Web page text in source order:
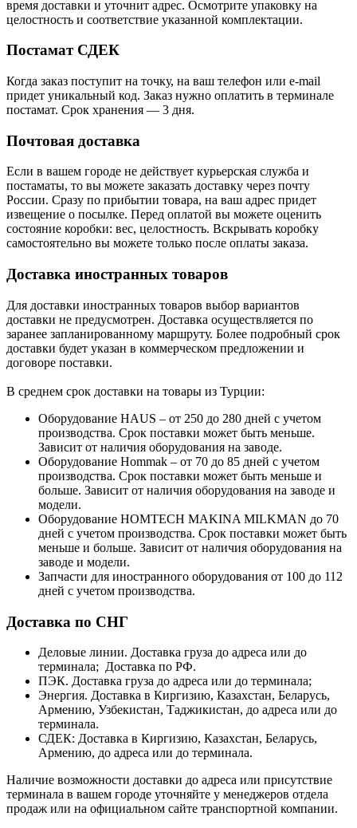
время доставки и уточнит адрес. Осмотрите упаковку на
целостность и соответствие указанной комплектации.
Постамат СДЕК
Когда заказ поступит на точку, на ваш телефон или e-mail
придет уникальный код. Заказ нужно оплатить в терминале
постамат. Срок хранения — 3 дня.
Почтовая доставка
Если в вашем городе не действует курьерская служба и
постаматы, то вы можете заказать доставку через почту
России. Сразу по прибытии товара, на ваш адрес придет
извещение о посылке. Перед оплатой вы можете оценить
состояние коробки: вес, целостность. Вскрывать коробку
самостоятельно вы можете только после оплаты заказа.
Доставка иностранных товаров
Для доставки иностранных товаров выбор вариантов
доставки не предусмотрен. Доставка осуществляется по
заранее запланированному маршруту. Более подробный срок
доставки будет указан в коммерческом предложении и
договоре поставки.
В среднем срок доставки на товары из Турции:
Оборудование HAUS – от 250 до 280 дней с учетом
производства. Срок поставки может быть меньше.
Зависит от наличия оборудования на заводе.
Оборудование Hommak – от 70 до 85 дней с учетом
производства. Срок поставки может быть меньше и
больше. Зависит от наличия оборудования на заводе и
модели.
Оборудование HOMTECH MAKINA MILKMAN до 70
дней с учетом производства. Срок поставки может быть
меньше и больше. Зависит от наличия оборудования на
заводе и модели.
Запчасти для иностранного оборудования от 100 до 112
дней с учетом производства.
Доставка по СНГ
Деловые линии. Доставка груза до адреса или до
терминала; Доставка по РФ.
ПЭК. Доставка груза до адреса или до терминала;
Энергия. Доставка в Киргизию, Казахстан, Беларусь,
Армению, Узбекистан, Таджикистан, до адреса или до
терминала.
СДЕК: Доставка в Киргизию, Казахстан, Беларусь,
Армению, до адреса или до терминала.
Наличие возможности доставки до адреса или присутствие
терминала в вашем городе уточняйте у менеджеров отдела
продаж или на официальном сайте транспортной компании.